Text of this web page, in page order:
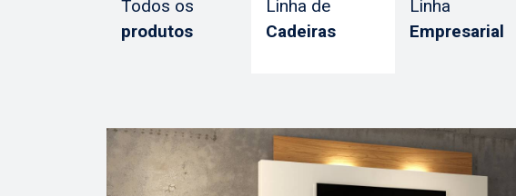
Todos os
produtos
Linha de
Cadeiras
Linha
Empresarial